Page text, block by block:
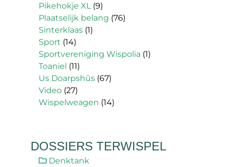
Pikehokje XL(9)
Plaatselijk belang (76)
Sinterklaas (1)
Sport (14)
Sportvereniging Wispolia (1)
Toaniel (11)
Us Doarpshûs (67)
Video (27)
Wispelweagen (14)
DOSSIERS TERWISPEL
Denktank